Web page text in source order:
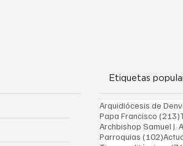
Etiquetas
Arquidiócesis de
Papa Francisco (213)
Archbishop Samuel J.
Parroquias (102)102